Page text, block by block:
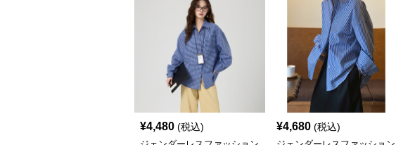
¥4,480 (税込) ¥4,680 (税込)